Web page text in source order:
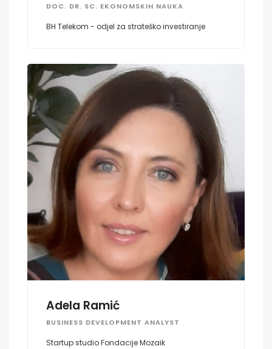
DOC. DR. SC. EKONOMSKIH NAUKA
BH Telekom - odjel za strateško investiranje
Adela Ramić
BUSINESS DEVELOPMENT ANALYST
Startup studio Fondacije Mozaik